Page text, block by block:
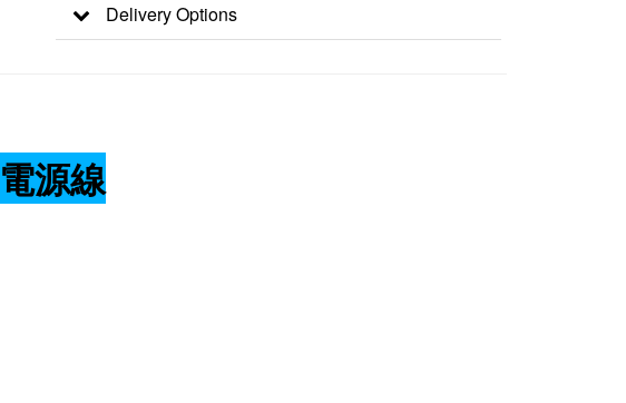
Delivery Options
電源線